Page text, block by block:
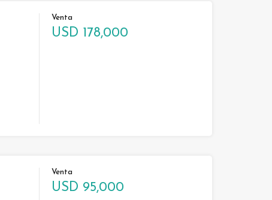
Venta
USD 178,000
Venta
USD 95,000